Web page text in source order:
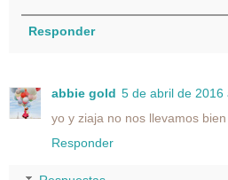
Responder
abbie gold 5 de abril de 2016
yo y ziaja no nos llevamos bien
Responder